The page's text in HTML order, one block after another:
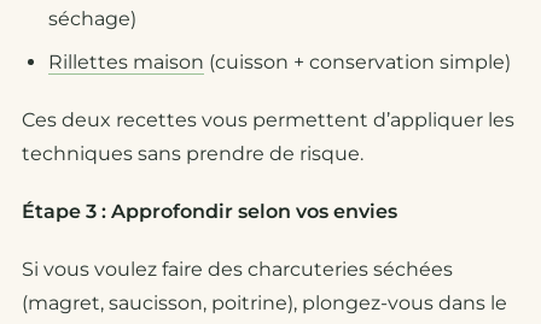
séchage)
Rillettes maison (cuisson + conservation simple)
Ces deux recettes vous permettent d’appliquer les
techniques sans prendre de risque.
Étape 3 : Approfondir selon vos envies
Si vous voulez faire des charcuteries séchées
(magret, saucisson, poitrine), plongez-vous dans le